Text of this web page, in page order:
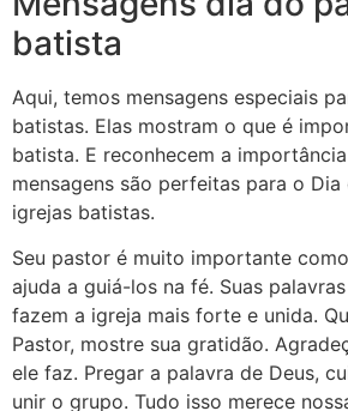
batista
Aqui, temos mensagens especiais
batistas. Elas mostram o que é
batista. E reconhecem a
mensagens são perfeitas para o
igrejas batistas.
Seu pastor é muito importante
ajuda a guiá-los na fé. Suas
fazem a igreja mais forte e unida.
Pastor, mostre sua gratidão.
ele faz. Pregar a palavra de Deus,
unir o grupo. Tudo isso merece